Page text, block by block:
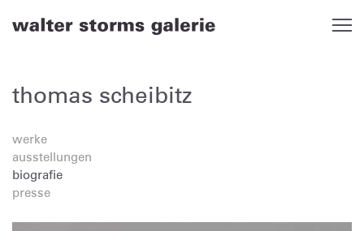
thomas scheibitz
werke
ausstellungen
biografie
presse